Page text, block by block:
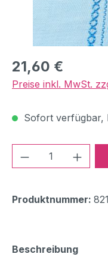
Regulärer Preis:
21,60 €
Preise inkl. MwSt.
Sofort verfügbar,
Produkt
Produktnummer:
Beschreibung